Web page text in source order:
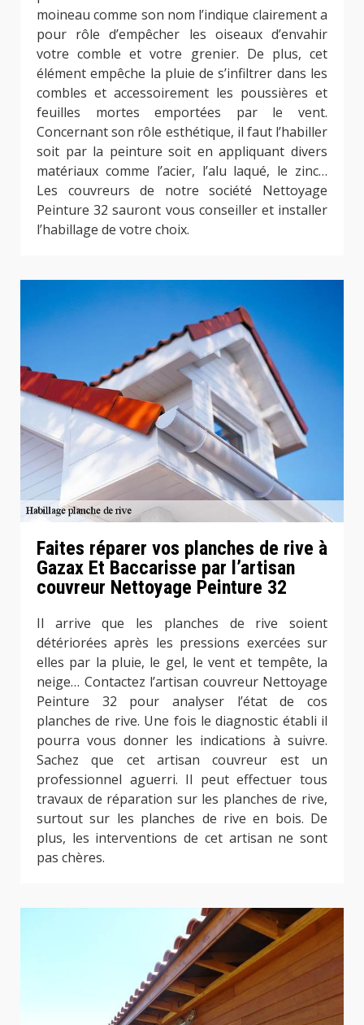
moineau comme son nom l’indique clairement a
pour rôle d’empêcher les oiseaux d’envahir
votre comble et votre grenier. De plus, cet
élément empêche la pluie de s’infiltrer dans les
combles et accessoirement les poussières et
feuilles mortes emportées par le vent.
Concernant son rôle esthétique, il faut l’habiller
soit par la peinture soit en appliquant divers
matériaux comme l’acier, l’alu laqué, le zinc…
Les couvreurs de notre société Nettoyage
Peinture 32 sauront vous conseiller et installer
l’habillage de votre choix.
Faites réparer vos planches de rive à
Gazax Et Baccarisse par l’artisan
couvreur Nettoyage Peinture 32
Il arrive que les planches de rive soient
détériorées après les pressions exercées sur
elles par la pluie, le gel, le vent et tempête, la
neige… Contactez l’artisan couvreur Nettoyage
Peinture 32 pour analyser l’état de cos
planches de rive. Une fois le diagnostic établi il
pourra vous donner les indications à suivre.
Sachez que cet artisan couvreur est un
professionnel aguerri. Il peut effectuer tous
travaux de réparation sur les planches de rive,
surtout sur les planches de rive en bois. De
plus, les interventions de cet artisan ne sont
pas chères.